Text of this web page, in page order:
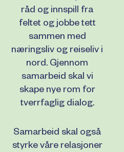
råd og innspill fra
feltet og jobbe tett
sammen med
næringsliv og reiseliv i
nord. Gjennom
samarbeid skal vi
skape nye rom for
tverrfaglig dialog.
Samarbeid skal også
styrke våre relasjoner